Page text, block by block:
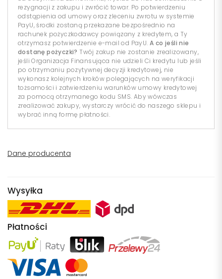
rezygnacji z zakupu i zwrócić towar. Po potwierdzeniu
odstąpienia od umowy oraz zleceniu zwrotu w systemie
PayU, środki zostaną przekazane bezpośrednio na
rachunek pożyczkodawcy powiązany z kredytem, a Ty
otrzymasz potwierdzenie e-mail od PayU. A co jeśli nie
dostanę pożyczki? Twój zakup nie zostanie zrealizowany,
jeśli Organizacja Finansująca nie udzieli Ci kredytu lub jeśli
po otrzymaniu pozytywnej decyzji kredytowej, nie
wykonasz kolejnych kroków polegających na weryfikacji
tożsamości i zatwierdzeniu warunków umowy kredytowej
za pomocą otrzymanego kodu SMS. Aby wówczas
zrealizować zakupy, wystarczy wrócić do naszego sklepu i
wybrać inną formę płatności.
Dane producenta
Wysyłka
Płatności